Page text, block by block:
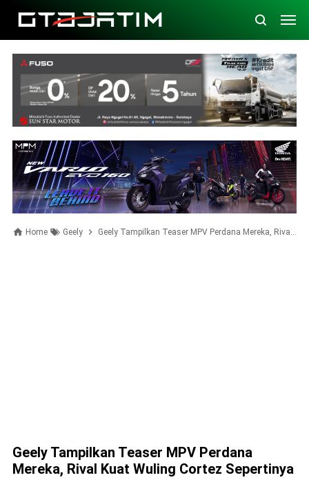
Home Geely Geely Tampilkan Teaser MPV Perdana Mereka, Rival Kuat Wuling Cortez Sepertinya
Geely Tampilkan Teaser MPV Perdana
Mereka, Rival Kuat Wuling Cortez Sepertinya